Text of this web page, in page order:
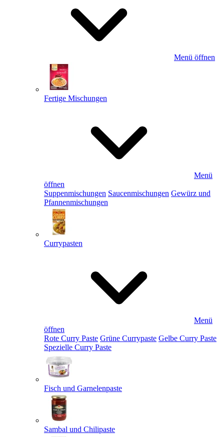
Menü öffnen
Fertige Mischungen
Menü
öffnen
Suppenmischungen Saucenmischungen Gewürz und
Pfannenmischungen
Currypasten
Menü
öffnen
Rote Curry Paste Grüne Currypaste Gelbe Curry Paste
Spezielle Curry Paste
Fisch und Garnelenpaste
Sambal und Chilipaste